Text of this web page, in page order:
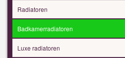
Radiatoren
Badkamerradiatoren
Luxe radiatoren